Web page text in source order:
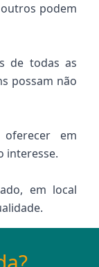
podem
de todas as
possam não
em
interesse.
em local